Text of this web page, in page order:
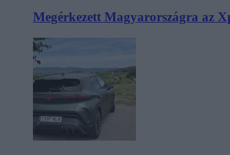
Megérkezett Magyarországra az